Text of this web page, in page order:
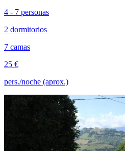
4 - 7 personas
2 dormitorios
7 camas
25 €
pers./noche (aprox.)